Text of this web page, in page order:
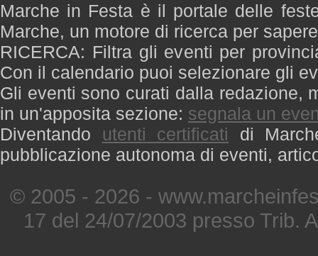
Marche in Festa è il portale delle
Marche, un motore di ricerca per
RICERCA: Filtra gli eventi per
Con il calendario puoi selezionare gli
Gli eventi sono curati dalla redazione,
in un'apposita sezione: segnala un
Diventando utenti certificati di
pubblicazione autonoma di eventi,
© 2005 - 2026 -
17 del 24/07/2003 presso Trib.